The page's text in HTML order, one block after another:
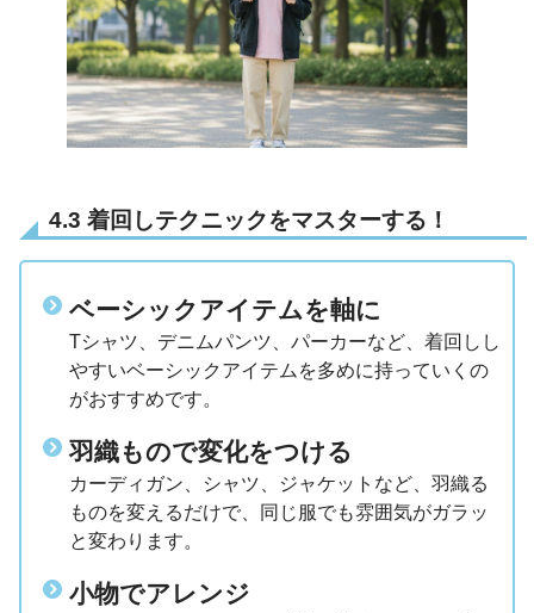
4.3 着回しテクニックをマスターする！
ベーシックアイテムを軸に
Tシャツ、デニムパンツ、パーカーなど、着回しし
やすいベーシックアイテムを多めに持っていくの
がおすすめです。
羽織もので変化をつける
カーディガン、シャツ、ジャケットなど、羽織る
ものを変えるだけで、同じ服でも雰囲気がガラッ
と変わります。
小物でアレンジ